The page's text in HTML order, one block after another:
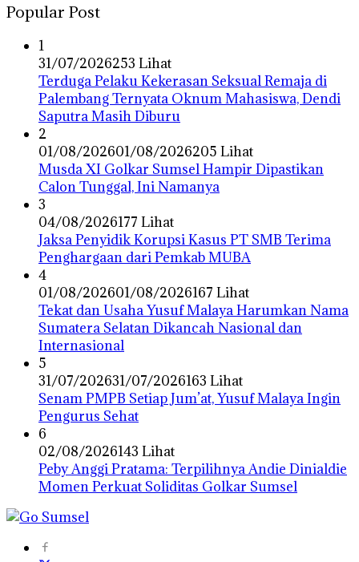
Popular Post
1
31/07/2026253 Lihat
Terduga Pelaku Kekerasan Seksual Remaja di
Palembang Ternyata Oknum Mahasiswa, Dendi
Saputra Masih Diburu
2
01/08/202601/08/2026205 Lihat
Musda XI Golkar Sumsel Hampir Dipastikan
Calon Tunggal, Ini Namanya
3
04/08/2026177 Lihat
Jaksa Penyidik Korupsi Kasus PT SMB Terima
Penghargaan dari Pemkab MUBA
4
01/08/202601/08/2026167 Lihat
Tekat dan Usaha Yusuf Malaya Harumkan Nama
Sumatera Selatan Dikancah Nasional dan
Internasional
5
31/07/202631/07/2026163 Lihat
Senam PMPB Setiap Jum’at, Yusuf Malaya Ingin
Pengurus Sehat
6
02/08/2026143 Lihat
Peby Anggi Pratama: Terpilihnya Andie Dinialdie
Momen Perkuat Soliditas Golkar Sumsel